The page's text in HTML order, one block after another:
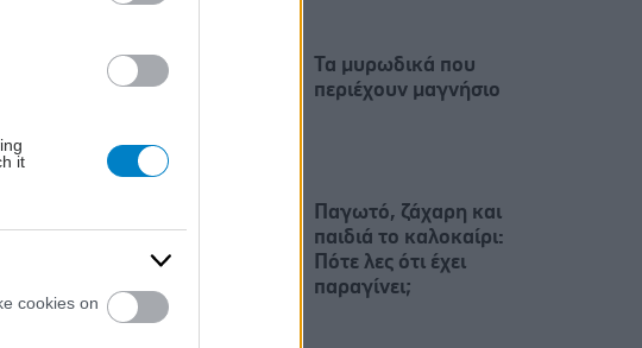
it
cookies on
Τα μυρωδικά που
περιέχουν μαγνήσιο
Παγωτό, ζάχαρη και
παιδιά το καλοκαίρι:
Πότε λες ότι έχει
παραγίνει;